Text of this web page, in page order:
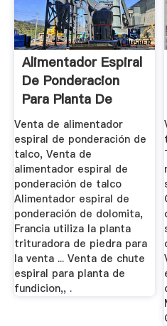
Alimentador Espiral
De Ponderacion
Para Planta De
Fundicion
Venta de alimentador
espiral de ponderación de
talco, Venta de
alimentador espiral de
ponderación de talco
Alimentador espiral de
ponderación de dolomita,
Francia utiliza la planta
trituradora de piedra para
la venta ... Venta de chute
espiral para planta de
fundicion,, .